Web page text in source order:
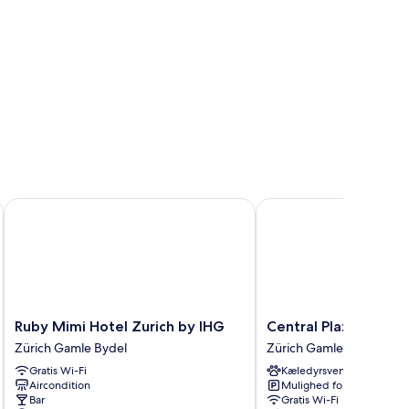
Ruby
Mimi
Hotel
Zurich
by
Ruby Mimi Hotel Zurich by IHG
Zürich Gamle Bydel
Gratis Wi-Fi
Aircondition
Bar
Ruby Mimi Hotel Zurich by IHG
Central
Plaza
Hotel
Zürich
Gamle
Central Plaza Hotel
Zürich Gamle Bydel
Kæledyrsvenligt
Mulighed for parkering
Gratis Wi-Fi
Central Plaza Hotel